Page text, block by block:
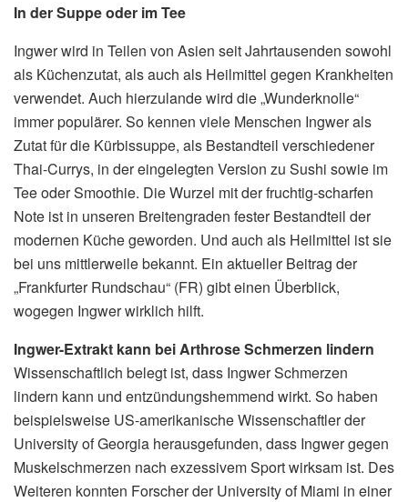
In der Suppe oder im Tee
Ingwer wird in Teilen von Asien seit Jahrtausenden sowohl
als Küchenzutat, als auch als Heilmittel gegen Krankheiten
verwendet. Auch hierzulande wird die „Wunderknolle“
immer populärer. So kennen viele Menschen Ingwer als
Zutat für die Kürbissuppe, als Bestandteil verschiedener
Thai-Currys, in der eingelegten Version zu Sushi sowie im
Tee oder Smoothie. Die Wurzel mit der fruchtig-scharfen
Note ist in unseren Breitengraden fester Bestandteil der
modernen Küche geworden. Und auch als Heilmittel ist sie
bei uns mittlerweile bekannt. Ein aktueller Beitrag der
„Frankfurter Rundschau“ (FR) gibt einen Überblick,
wogegen Ingwer wirklich hilft.
Ingwer-Extrakt kann bei Arthrose Schmerzen lindern
Wissenschaftlich belegt ist, dass Ingwer Schmerzen
lindern kann und entzündungshemmend wirkt. So haben
beispielsweise US-amerikanische Wissenschaftler der
University of Georgia herausgefunden, dass Ingwer gegen
Muskelschmerzen nach exzessivem Sport wirksam ist. Des
Weiteren konnten Forscher der University of Miami in einer